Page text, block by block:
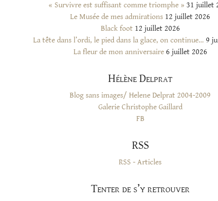
« Survivre est suffisant comme triomphe » 31 juillet
Le Musée de mes admirations 12 juillet 2026
Black foot 12 juillet 2026
La tête dans l’ordi, le pied dans la glace, on continue… 9
La fleur de mon anniversaire 6 juillet 2026
Hélène Delprat
Blog sans images/ Helene Delprat 2004-2009
Galerie Christophe Gaillard
FB
RSS
RSS - Articles
Tenter de s’y retrouver